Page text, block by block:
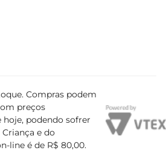
Compras podem
preços
podendo sofrer
e do
line é de R$ 80,00.